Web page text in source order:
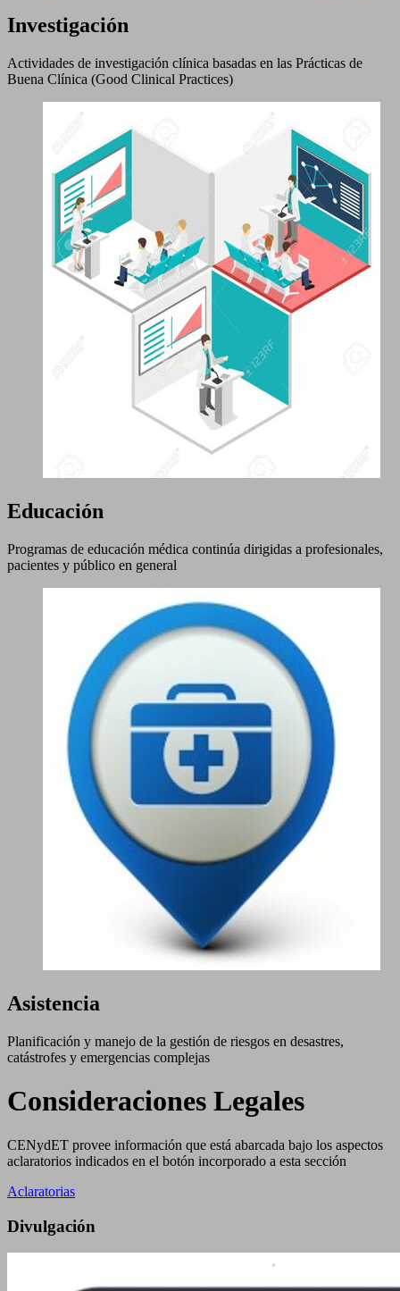
Investigación
Actividades de investigación clínica basadas en las Prácticas de
Buena Clínica (Good Clinical Practices)
Educación
Programas de educación médica continúa dirigidas a profesionales,
pacientes y público en general
Asistencia
Planificación y manejo de la gestión de riesgos en desastres,
catástrofes y emergencias complejas
Consideraciones Legales
CENydET provee información que está abarcada bajo los aspectos
aclaratorios indicados en el botón incorporado a esta sección
Aclaratorias
Divulgación